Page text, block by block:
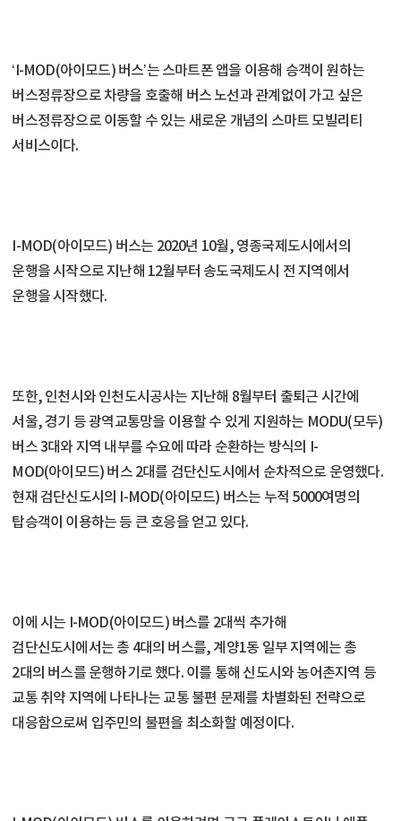
‘I-MOD(아이모드) 버스’는 스마트폰 앱을 이용해 승객이 원하는
버스정류장으로 차량을 호출해 버스 노선과 관계없이 가고 싶은
버스정류장으로 이동할 수 있는 새로운 개념의 스마트 모빌리티
서비스이다.
I-MOD(아이모드) 버스는 2020년 10월, 영종국제도시에서의
운행을 시작으로 지난해 12월부터 송도국제도시 전 지역에서
운행을 시작했다.
또한, 인천시와 인천도시공사는 지난해 8월부터 출퇴근 시간에
서울, 경기 등 광역교통망을 이용할 수 있게 지원하는 MODU(모두)
버스 3대와 지역 내부를 수요에 따라 순환하는 방식의 I-
MOD(아이모드) 버스 2대를 검단신도시에서 순차적으로 운영했다.
현재 검단신도시의 I-MOD(아이모드) 버스는 누적 5000여명의
탑승객이 이용하는 등 큰 호응을 얻고 있다.
이에 시는 I-MOD(아이모드) 버스를 2대씩 추가해
검단신도시에서는 총 4대의 버스를, 계양1동 일부 지역에는 총
2대의 버스를 운행하기로 했다. 이를 통해 신도시와 농어촌지역 등
교통 취약 지역에 나타나는 교통 불편 문제를 차별화된 전략으로
대응함으로써 입주민의 불편을 최소화할 예정이다.